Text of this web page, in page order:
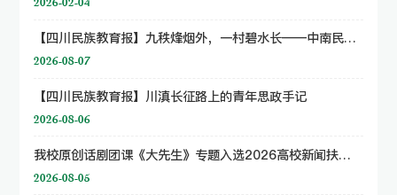
2026-02-04
【四川民族教育报】九秩烽烟外，一村碧水长——中南民族大学学子寻访与长征同岁的老书记张光元
2026-08-07
【四川民族教育报】川滇长征路上的青年思政手记
2026-08-06
我校原创话剧团课《大先生》专题入选2026高校新闻扶持计划
2026-08-05